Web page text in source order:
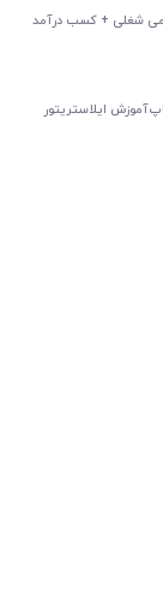
شغلی + کسب درآمد
آموزش ایلاستریتور